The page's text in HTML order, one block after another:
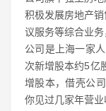
积极发展房地产
议服务等综合业
公司是上海一家
次新增股本约5亿
增股本，借壳公
你见过几家年营